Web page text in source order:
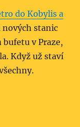
do Kobylis a
nových stanic
v Praze,
Když už staví